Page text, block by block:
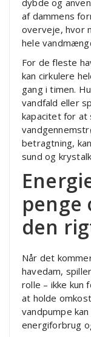
af dammens
overveje, hvor
hele
For de fleste
kan cirkulere
gang i timen.
vandfald eller
kapacitet for
betragtning,
sund og
penge
den
Når det
havedam,
rolle – ikke kun
at holde
vandpumpe
energiforbrug